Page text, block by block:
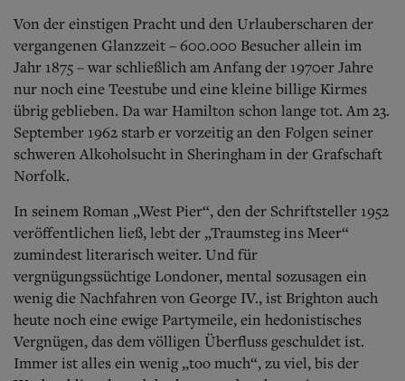
Von der einstigen Pracht und den Urlauberscharen der
vergangenen Glanzzeit – 600.000 Besucher allein im
Jahr 1875 – war schließlich am Anfang der 1970er Jahre
nur noch eine Teestube und eine kleine billige Kirmes
übrig geblieben. Da war Hamilton schon lange tot. Am 23.
September 1962 starb er vorzeitig an den Folgen seiner
schweren Alkoholsucht in Sheringham in der Grafschaft
Norfolk.
In seinem Roman „West Pier“, den der Schriftsteller 1952
veröffentlichen ließ, lebt der „Traumsteg ins Meer“
zumindest literarisch weiter. Und für
vergnügungssüchtige Londoner, mental sozusagen ein
wenig die Nachfahren von George IV., ist Brighton auch
heute noch eine ewige Partymeile, ein hedonistisches
Vergnügen, das dem völligen Überfluss geschuldet ist.
Immer ist alles ein wenig „too much“, zu viel, bis der